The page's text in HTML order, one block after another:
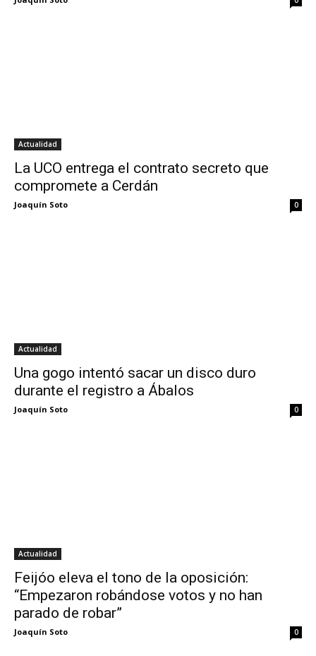
Actualidad
La UCO entrega el contrato secreto que
compromete a Cerdán
Joaquín Soto 0
Actualidad
Una gogo intentó sacar un disco duro
durante el registro a Ábalos
Joaquín Soto 0
Actualidad
Feijóo eleva el tono de la oposición:
“Empezaron robándose votos y no han
parado de robar”
Joaquín Soto 0